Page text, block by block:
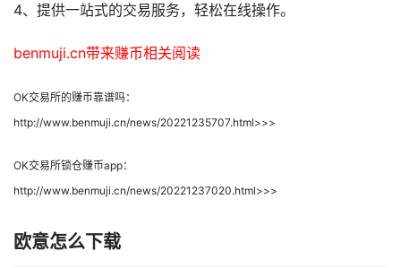
4、提供一站式的交易服务，轻松在线操作。
benmuji.cn带来赚币相关阅读
OK交易所的赚币靠谱吗：
http://www.benmuji.cn/news/20221235707.html>>>
OK交易所锁仓赚币app：
http://www.benmuji.cn/news/20221237020.html>>>
欧意怎么下载